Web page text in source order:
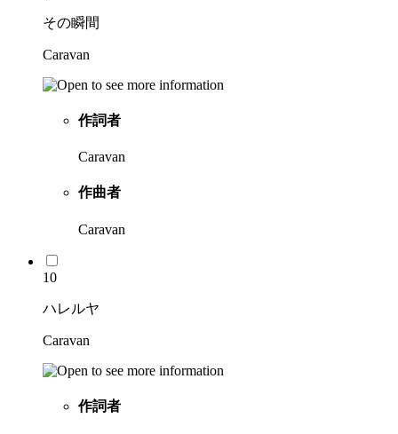
その瞬間
Caravan
作詞者
Caravan
作曲者
Caravan
10
ハレルヤ
Caravan
作詞者